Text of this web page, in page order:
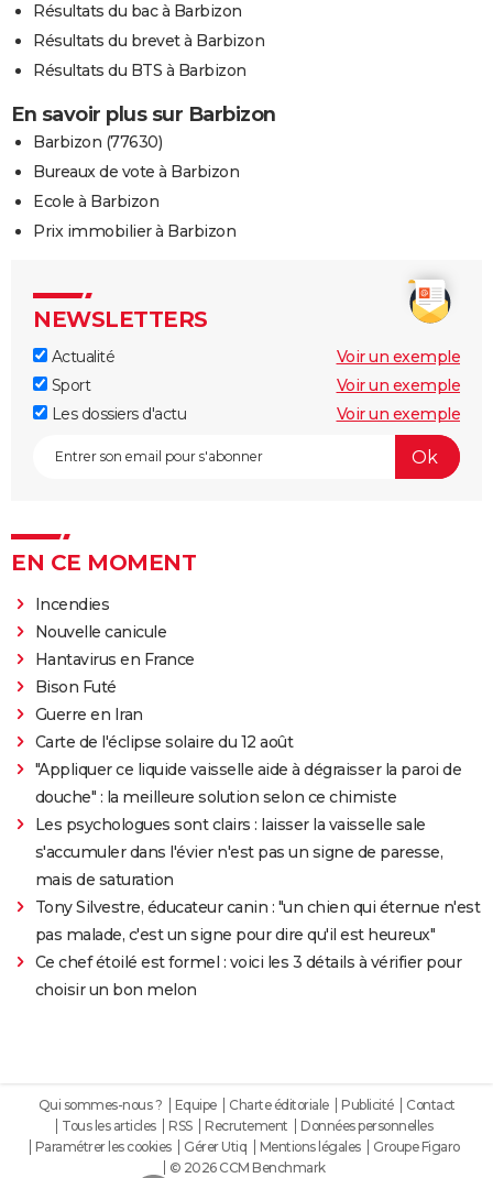
Résultats du bac à Barbizon
Résultats du brevet à Barbizon
Résultats du BTS à Barbizon
En savoir plus sur Barbizon
Barbizon (77630)
Bureaux de vote à Barbizon
Ecole à Barbizon
Prix immobilier à Barbizon
NEWSLETTERS
Actualité
Voir un exemple
Sport
Voir un exemple
Les dossiers d'actu
Voir un exemple
EN CE MOMENT
Incendies
Nouvelle canicule
Hantavirus en France
Bison Futé
Guerre en Iran
Carte de l'éclipse solaire du 12 août
"Appliquer ce liquide vaisselle aide à dégraisser la paroi de
douche" : la meilleure solution selon ce chimiste
Les psychologues sont clairs : laisser la vaisselle sale
s'accumuler dans l'évier n'est pas un signe de paresse,
mais de saturation
Tony Silvestre, éducateur canin : "un chien qui éternue n'est
pas malade, c'est un signe pour dire qu'il est heureux"
Ce chef étoilé est formel : voici les 3 détails à vérifier pour
choisir un bon melon
Qui sommes-nous ? Equipe Charte éditoriale Publicité
Contact
Tous les articles
RSS Recrutement
Données personnelles
Paramétrer les cookies
Gérer Utiq Mentions légales
Groupe Figaro
© 2026 CCM Benchmark